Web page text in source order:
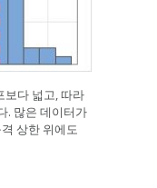
보다 넓고, 따라
. 많은 데이터가
상한 위에도